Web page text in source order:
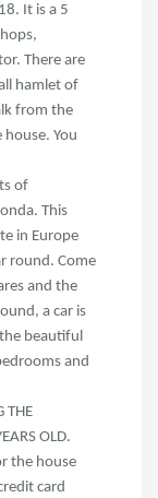
It is a 5
There are
hamlet of
from the
You
of
This
in Europe
round. Come
and the
a car is
beautiful
and
THE
OLD.
the house
card